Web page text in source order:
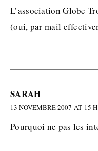
L’association Globe
(oui, par mail
SARAH
13 NOVEMBRE 2007 AT 15
Pourquoi ne pas les